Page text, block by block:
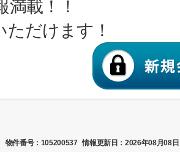
載！！
だけます！
物件番号：105200537 情報更新日：2026年08月08日